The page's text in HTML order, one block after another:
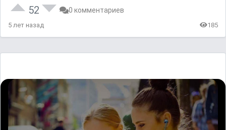
52 0 комментариев
5 лет назад 185